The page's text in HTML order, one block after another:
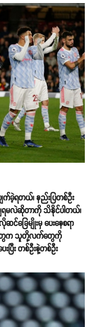
က်ခဲ့ရတယ်၊ နည်းပြတစ်ဦး
မလဲဆိုတာကို သိနိုင်ပါတယ်၊
ြေမျိုးမှ ပေးနေစရာ
းတွေက သူတို့လက်တွေကို
ပြီး တစ်ဦးနဲ့တစ်ဦး